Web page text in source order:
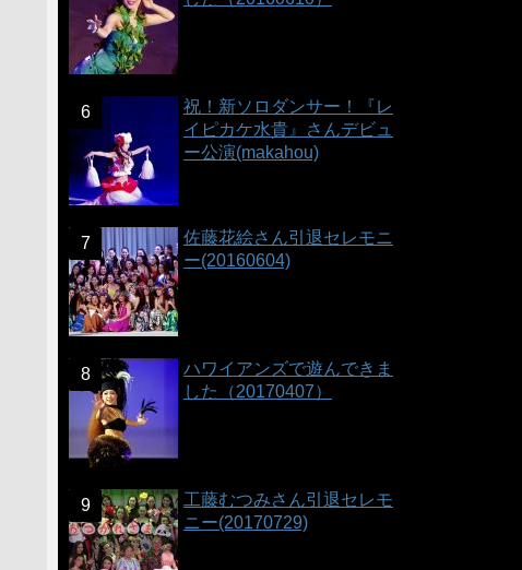
祝！新ソロダンサー！『レ
イピカケ水貴』さんデビュ
ー公演(makahou)
佐藤花絵さん引退セレモニ
ー(20160604)
ハワイアンズで遊んできま
した（20170407）
工藤むつみさん引退セレモ
ニー(20170729)